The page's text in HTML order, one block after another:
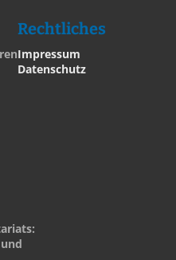
Rechtliches
Impressum
Datenschutz